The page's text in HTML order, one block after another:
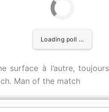
Loading poll ...
surface à l’autre,
Man of the match